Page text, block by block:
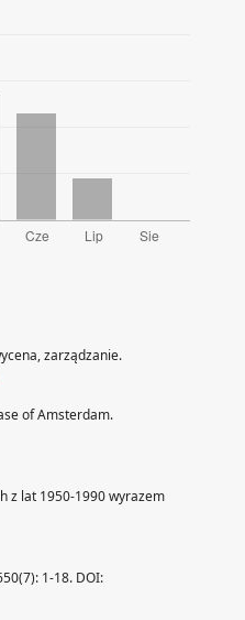
zarządzanie.
of Amsterdam.
z lat 1950-1990 wyrazem
1-18. DOI: